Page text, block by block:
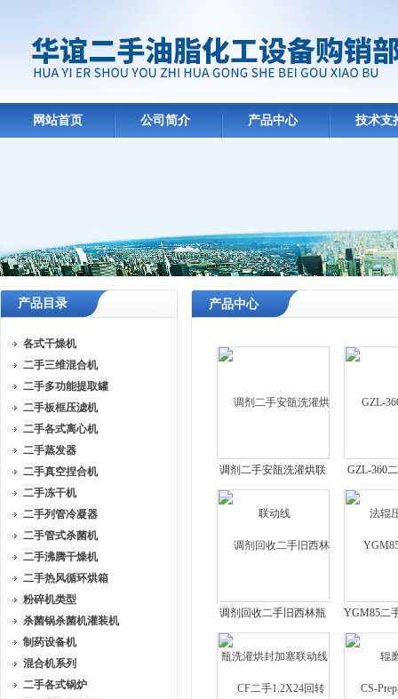
网站首页 公司简介 产品中心 技术支
产品目录
各式干燥机
二手三维混合机
二手多功能提取罐
二手板框压滤机
二手各式离心机
二手蒸发器
二手真空捏合机
二手冻干机
二手列管冷凝器
二手管式杀菌机
二手沸腾干燥机
二手热风循环烘箱
粉碎机类型
杀菌锅杀菌机灌装机
制药设备机
混合机系列
二手各式锅炉
产品中心
调剂二手安瓿洗灌烘联
动线
GZL-360
辊压
调剂回收二手旧西林瓶
洗灌烘封加塞联动线
YGM85二